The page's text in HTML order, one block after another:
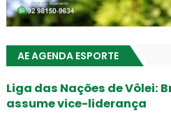
AE AGENDA ESPORTE
Liga das Nações de Vôlei:
assume vice-liderança